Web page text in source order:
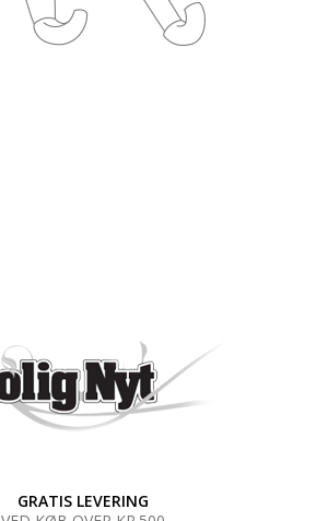
GRATIS LEVERING